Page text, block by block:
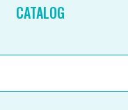
CATALOG